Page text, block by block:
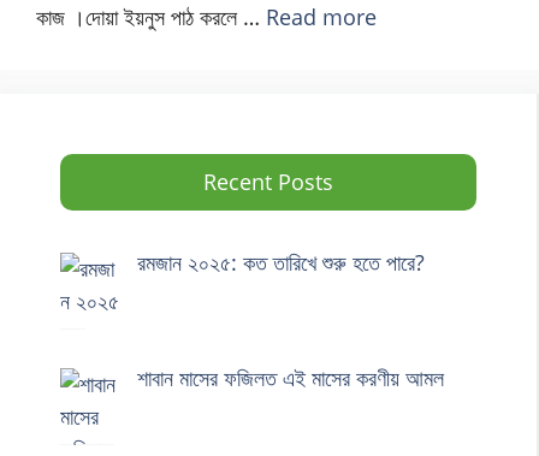
কাজ ।দোয়া ইয়নুস পাঠ করলে … Read more
Recent Posts
রমজান ২০২৫: কত তারিখে শুরু হতে পারে?
শাবান মাসের ফজিলত এই মাসের করণীয় আমল